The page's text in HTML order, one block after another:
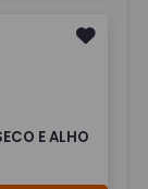
E ALHO